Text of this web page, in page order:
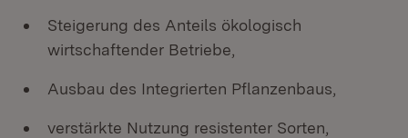
Steigerung des Anteils ökologisch
wirtschaftender Betriebe,
Ausbau des Integrierten Pflanzenbaus,
verstärkte Nutzung resistenter Sorten,